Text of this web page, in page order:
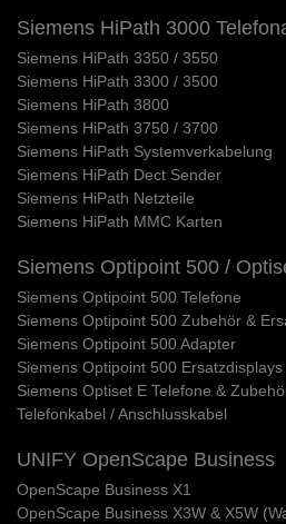
Siemens HiPath 3000
Siemens HiPath 3350 / 3550
Siemens HiPath 3300 / 3500
Siemens HiPath 3800
Siemens HiPath 3750 / 3700
Siemens HiPath Systemverkabelung
Siemens HiPath Dect Sender
Siemens HiPath Netzteile
Siemens HiPath MMC Karten
Siemens Optipoint 500 /
Siemens Optipoint 500 Telefone
Siemens Optipoint 500 Zubehör &
Siemens Optipoint 500 Adapter
Siemens Optipoint 500 Ersatzdisplays
Siemens Optiset E Telefone &
Telefonkabel / Anschlusskabel
UNIFY OpenScape Business
OpenScape Business X1
OpenScape Business X3W & X5W